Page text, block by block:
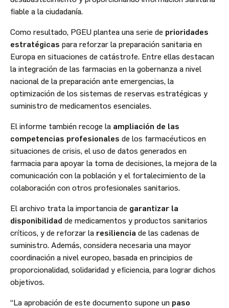
fiable a la ciudadanía.
Como resultado, PGEU plantea una serie de prioridades
estratégicas para reforzar la preparación sanitaria en
Europa en situaciones de catástrofe. Entre ellas destacan
la integración de las farmacias en la gobernanza a nivel
nacional de la preparación ante emergencias, la
optimización de los sistemas de reservas estratégicas y
suministro de medicamentos esenciales.
El informe también recoge la ampliación de las
competencias profesionales de los farmacéuticos en
situaciones de crisis, el uso de datos generados en
farmacia para apoyar la toma de decisiones, la mejora de la
comunicación con la población y el fortalecimiento de la
colaboración con otros profesionales sanitarios.
El archivo trata la importancia de garantizar la
disponibilidad de medicamentos y productos sanitarios
críticos, y de reforzar la resiliencia de las cadenas de
suministro. Además, considera necesaria una mayor
coordinación a nivel europeo, basada en principios de
proporcionalidad, solidaridad y eficiencia, para lograr dichos
objetivos.
“La aprobación de este documento supone un paso